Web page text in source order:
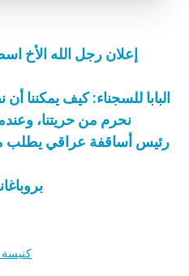
إعلان رجل الله الأخ
البابا للسجناء: كيف يمكننا
نحرم من حريتنا،
رئيس أساقفة عراقي يطلب